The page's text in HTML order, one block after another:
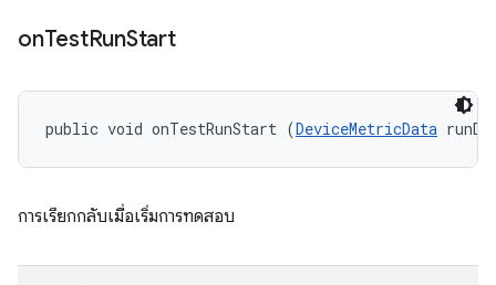
onTestRunStart
public void onTestRunStart (DeviceMetricData
การเรียกกลับเมื่อเริ่มการทดสอบ